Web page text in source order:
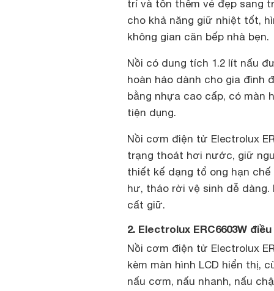
trí và tôn thêm vẻ đẹp sang
cho khả năng giữ nhiệt tốt,
không gian căn bếp nhà bẹn.
Nồi có dung tích 1.2 lít nấu
hoàn hảo dành cho gia đình
bằng nhựa cao cấp, có màn
tiện dụng.
Nồi cơm điện tử Electrolux
trạng thoát hơi nước, giữ
thiết kế dạng tổ ong hạn
hư, tháo rời vệ sinh dễ
cất giữ.
2. Electrolux ERC6603W
Nồi cơm điện tử Electrolux
kèm màn hình LCD hiển thị,
nấu cơm, nấu nhanh, nấu